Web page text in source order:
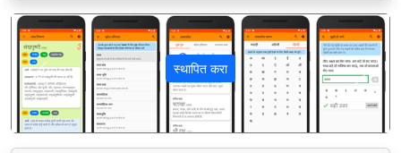
स्थापित करा
पिछला अगला